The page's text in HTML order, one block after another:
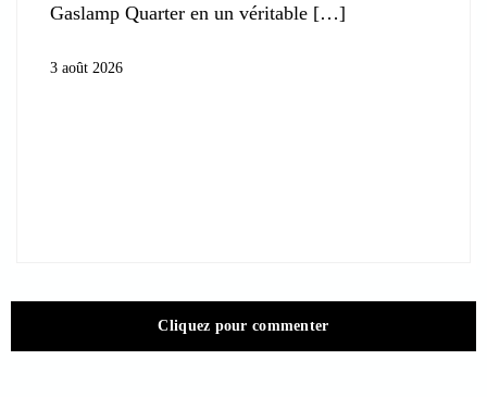
Gaslamp Quarter en un véritable
3 août 2026
Cliquez pour commenter